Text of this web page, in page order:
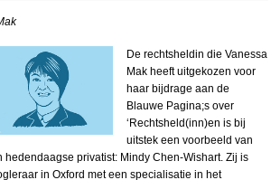
De rechtsheldin die Vanessa
Mak heeft uitgekozen voor
haar bijdrage aan de
Blauwe Pagina;s over
‘Rechtsheld(inn)en is bij
uitstek een voorbeeld van
hedendaagse privatist: Mindy Chen-Wishart. Zij is
in Oxford met een specialisatie in het